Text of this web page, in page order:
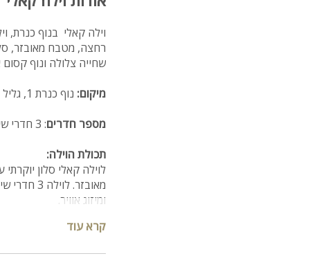
רחצה, מטבח מאובזר,
שחייה צלולה ונוף
מיקום: נוף כנרת 1, גליל עליון
מספר חדרים: 3 חדרי שינה ו-3 חדרי רחצה
תכולת הוילה:
מאובזר.
ומיזוג אוויר.
מתחם חיצוני:
קרא עוד